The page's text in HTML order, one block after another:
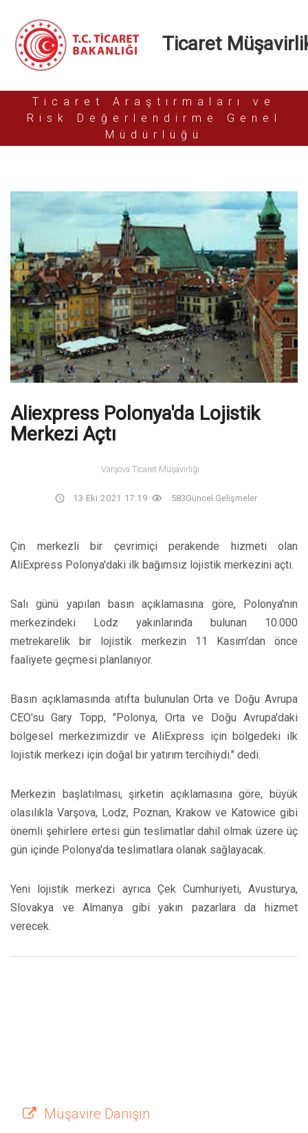
Ticaret
Ticaret Araştırmaları ve
Risk Değerlendirme Genel
Müdürlüğü
Aliexpress Polonya'da Lojistik
Merkezi Açtı
Varşova Ticaret Müşavirliği
13 Eki 2021 17:19 583Güncel Gelişmeler
Çin merkezli bir çevrimiçi perakende hizmeti olan
AliExpress Polonya'daki ilk bağımsız lojistik merkezini açtı.
Salı günü yapılan basın açıklamasına göre, Polonya'nın
merkezindeki Lodz yakınlarında bulunan 10.000
metrekarelik bir lojistik merkezin 11 Kasım'dan önce
faaliyete geçmesi planlanıyor.
Basın açıklamasında atıfta bulunulan Orta ve Doğu Avrupa
CEO'su Gary Topp, "Polonya, Orta ve Doğu Avrupa'daki
bölgesel merkezimizdir ve AliExpress için bölgedeki ilk
lojistik merkezi için doğal bir yatırım tercihiydi." dedi.
Merkezin başlatılması, şirketin açıklamasına göre, büyük
olasılıkla Varşova, Lodz, Poznan, Krakow ve Katowice gibi
önemli şehirlere ertesi gün teslimatlar dahil olmak üzere üç
gün içinde Polonya'da teslimatlara olanak sağlayacak.
Yeni lojistik merkezi ayrıca Çek Cumhuriyeti, Avusturya,
Slovakya ve Almanya gibi yakın pazarlara da hizmet
verecek.
Müşavire Danışın